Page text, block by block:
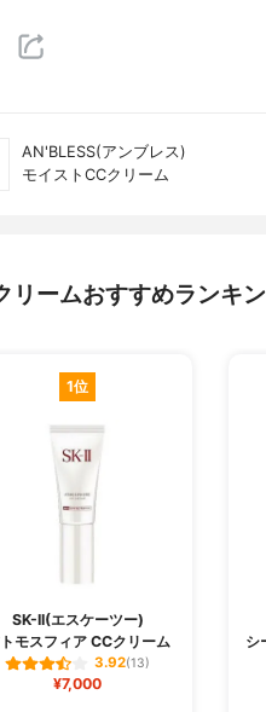
AN'BLESS(アンブレス)
モイストCCクリーム
リームおすすめランキ
1位
SK-II(エスケーツー)
モスフィア CCクリーム
3.92(13)
¥7,000
シ